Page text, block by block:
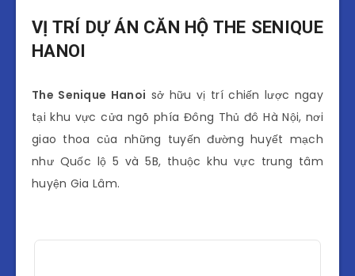
VỊ TRÍ DỰ ÁN CĂN HỘ THE SENIQUE
HANOI
The Senique Hanoi sở hữu vị trí chiến lược ngay
tại khu vực cửa ngõ phía Đông Thủ đô Hà Nội, nơi
giao thoa của những tuyến đường huyết mạch
như Quốc lộ 5 và 5B, thuộc khu vực trung tâm
huyện Gia Lâm.